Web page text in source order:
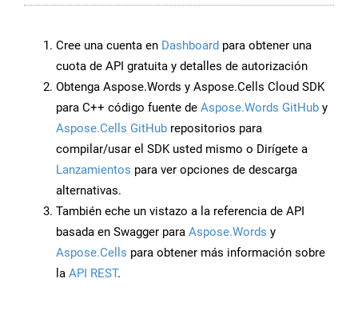
Cree una cuenta en Dashboard para obtener una
cuota de API gratuita y detalles de autorización
Obtenga Aspose.Words y Aspose.Cells Cloud SDK
para C++ código fuente de Aspose.Words GitHub y
Aspose.Cells GitHub repositorios para
compilar/usar el SDK usted mismo o Dirígete a
Lanzamientos para ver opciones de descarga
alternativas.
También eche un vistazo a la referencia de API
basada en Swagger para Aspose.Words y
Aspose.Cells para obtener más información sobre
la API REST.